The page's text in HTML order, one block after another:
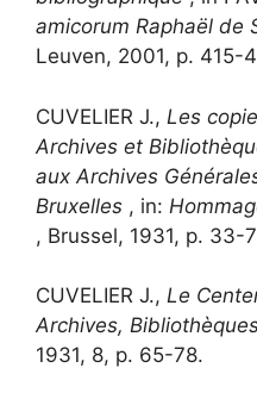
amicorum Raphaël de
Leuven, 2001, p. 415-
CUVELIER J., Les
Archives et
aux Archives
Bruxelles , in:
, Brussel, 1931, p. 33-
CUVELIER J., Le
Archives,
1931, 8, p. 65-78.